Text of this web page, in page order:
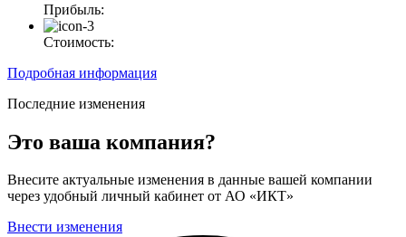
Прибыль:
Стоимость:
Подробная информация
Последние изменения
Это ваша компания?
Внесите актуальные изменения в данные вашей компании
через удобный личный кабинет от АО «ИКТ»
Внести изменения